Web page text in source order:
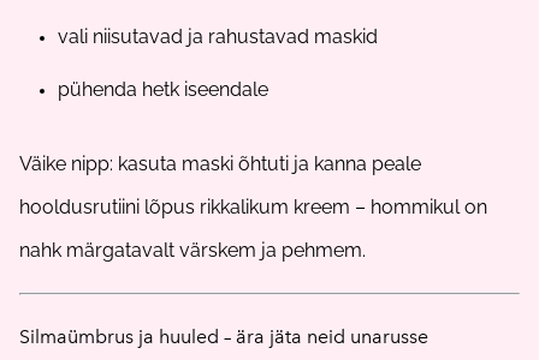
vali niisutavad ja rahustavad maskid
pühenda hetk iseendale
Väike nipp: kasuta maski õhtuti ja kanna peale
hooldusrutiini lõpus rikkalikum kreem – hommikul on
nahk märgatavalt värskem ja pehmem.
Silmaümbrus ja huuled – ära jäta neid unarusse